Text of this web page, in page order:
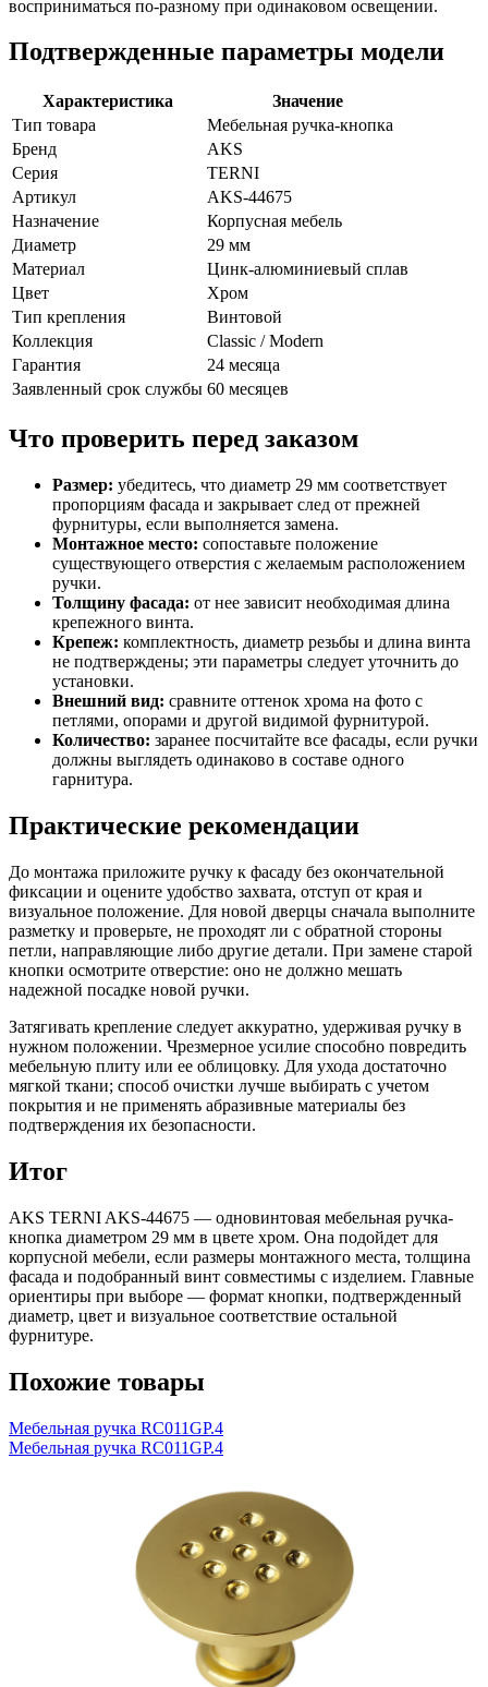
восприниматься по-разному при одинаковом освещении.
Подтвержденные параметры модели
Характеристика
Значение
Тип товара
Мебельная ручка-кнопка
Бренд
AKS
Серия
TERNI
Артикул
AKS-44675
Назначение
Корпусная мебель
Диаметр
29 мм
Материал
Цинк-алюминиевый сплав
Цвет
Хром
Тип крепления
Винтовой
Коллекция
Classic / Modern
Гарантия
24 месяца
Заявленный срок службы 60 месяцев
Что проверить перед заказом
Размер: убедитесь, что диаметр 29 мм соответствует
пропорциям фасада и закрывает след от прежней
фурнитуры, если выполняется замена.
Монтажное место: сопоставьте положение
существующего отверстия с желаемым расположением
ручки.
Толщину фасада: от нее зависит необходимая длина
крепежного винта.
Крепеж: комплектность, диаметр резьбы и длина винта
не подтверждены; эти параметры следует уточнить до
установки.
Внешний вид: сравните оттенок хрома на фото с
петлями, опорами и другой видимой фурнитурой.
Количество: заранее посчитайте все фасады, если ручки
должны выглядеть одинаково в составе одного
гарнитура.
Практические рекомендации
До монтажа приложите ручку к фасаду без окончательной
фиксации и оцените удобство захвата, отступ от края и
визуальное положение. Для новой дверцы сначала выполните
разметку и проверьте, не проходят ли с обратной стороны
петли, направляющие либо другие детали. При замене старой
кнопки осмотрите отверстие: оно не должно мешать
надежной посадке новой ручки.
Затягивать крепление следует аккуратно, удерживая ручку в
нужном положении. Чрезмерное усилие способно повредить
мебельную плиту или ее облицовку. Для ухода достаточно
мягкой ткани; способ очистки лучше выбирать с учетом
покрытия и не применять абразивные материалы без
подтверждения их безопасности.
Итог
AKS TERNI AKS-44675 — одновинтовая мебельная ручка-
кнопка диаметром 29 мм в цвете хром. Она подойдет для
корпусной мебели, если размеры монтажного места, толщина
фасада и подобранный винт совместимы с изделием. Главные
ориентиры при выборе — формат кнопки, подтвержденный
диаметр, цвет и визуальное соответствие остальной
фурнитуре.
Похожие товары
Мебельная ручка RC011GP.4
Мебельная ручка RC011GP.4